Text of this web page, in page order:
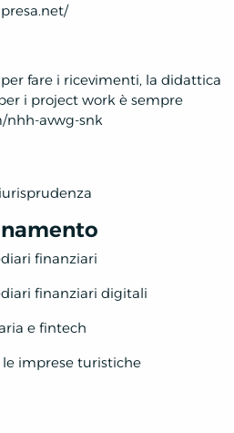
fare i ricevimenti, la didattica
i project work è sempre
nhh-avwg-snk
finanziari
finanziari digitali
e fintech
imprese turistiche